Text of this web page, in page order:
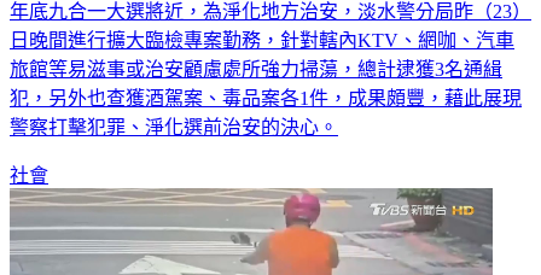
年底九合一大選將近，為淨化地方治安，淡水警分局昨（23）
日晚間進行擴大臨檢專案勤務，針對轄內KTV、網咖、汽車
旅館等易滋事或治安顧慮處所強力掃蕩，總計逮獲3名通緝
犯，另外也查獲酒駕案、毒品案各1件，成果頗豐，藉此展現
警察打擊犯罪、淨化選前治安的決心。
社會